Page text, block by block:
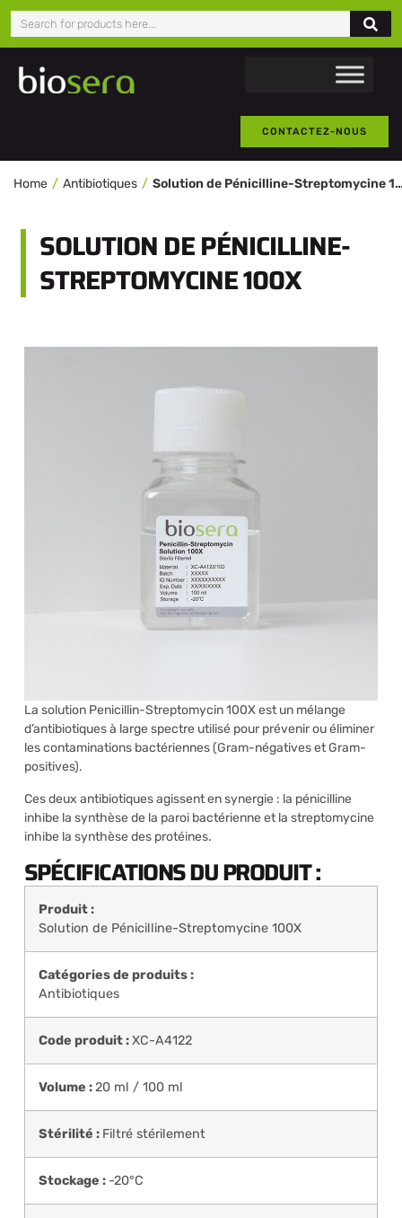
CONTACTEZ-NOUS
Home Antibiotiques Solution de Pénicilline-
SOLUTION DE PÉNICILLINE-
STREPTOMYCINE 100X
La solution Penicillin-Streptomycin 100X est un mélange
d’antibiotiques à large spectre utilisé pour prévenir ou éliminer
les contaminations bactériennes (Gram-négatives et Gram-
positives).
Ces deux antibiotiques agissent en synergie : la pénicilline
inhibe la synthèse de la paroi bactérienne et la streptomycine
inhibe la synthèse des protéines.
SPÉCIFICATIONS DU PRODUIT :
Produit :
Solution de Pénicilline-Streptomycine 100X
Catégories de produits :
Antibiotiques
Code produit :XC-A4122
Volume :20 ml / 100 ml
Stérilité : Filtré stérilement
Stockage : -20°C